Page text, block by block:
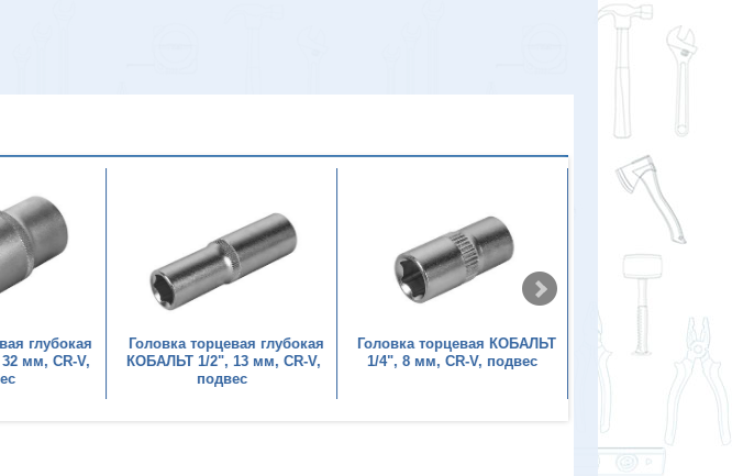
глубокая
мм, CR-V,
Головка торцевая глубокая
КОБАЛЬТ 1/2", 13 мм, CR-V,
подвес
Головка торцевая КОБАЛЬТ
1/4", 8 мм, CR-V, подвес
Головка торцевая
КОБАЛЬТ 1/4", 9
подвес